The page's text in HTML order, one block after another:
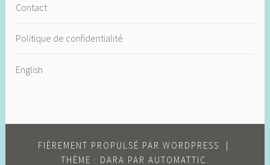
Contact
Politique de confidentialité
English
FIÈREMENT PROPULSÉ PAR WORDPRESS
|
THÈME : DARA PAR AUTOMATTIC .